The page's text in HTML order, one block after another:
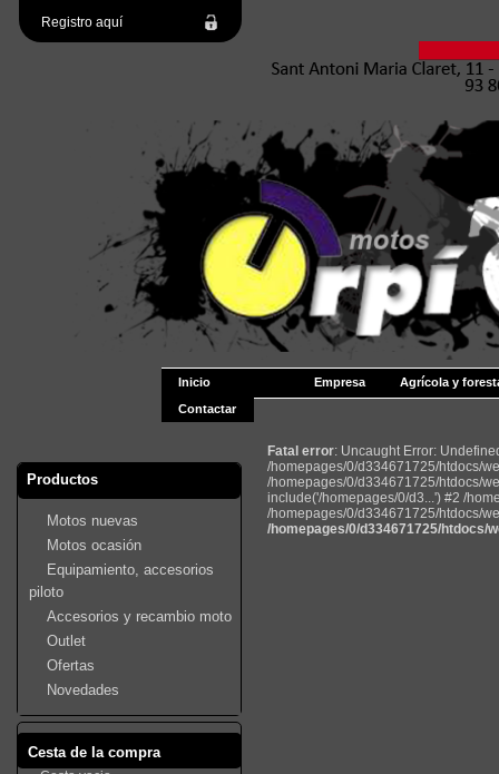
Registro aquí
Inicio Empresa
Agrícola y
Contactar
Productos
Motos nuevas
Motos ocasión
Equipamiento, accesorios
piloto
Accesorios y recambio moto
Outlet
Ofertas
Novedades
Cesta de la compra
Fatal error: Uncaught Error:
/homepages/0/d334671725/htdocs/
/homepages/0/d334671725/htdocs/
include('/homepages/0/d3...') #2 /
/homepages/0/d334671725/htdocs/
/homepages/0/d334671725/htdocs/